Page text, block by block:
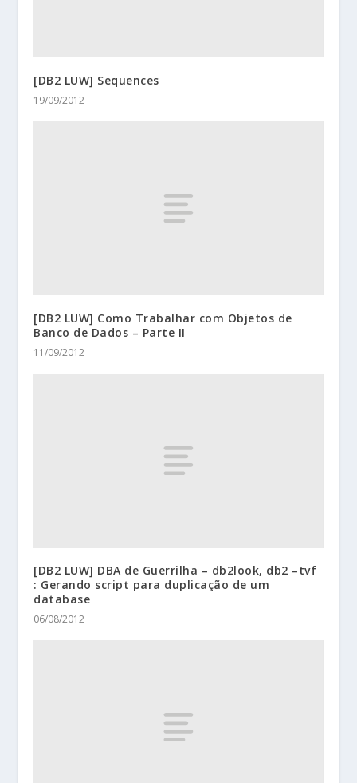
[DB2 LUW] Sequences
19/09/2012
[DB2 LUW] Como Trabalhar com Objetos de
Banco de Dados – Parte II
11/09/2012
[DB2 LUW] DBA de Guerrilha – db2look, db2 –tvf
: Gerando script para duplicação de um
database
06/08/2012